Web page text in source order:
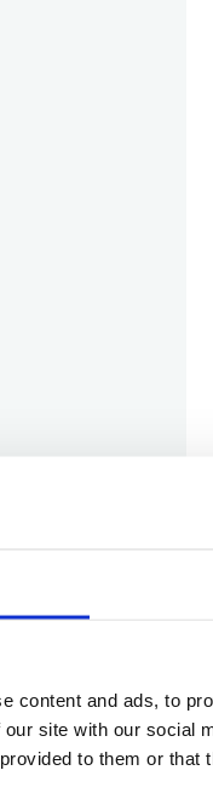
content and ads, to
site with our social
to them or